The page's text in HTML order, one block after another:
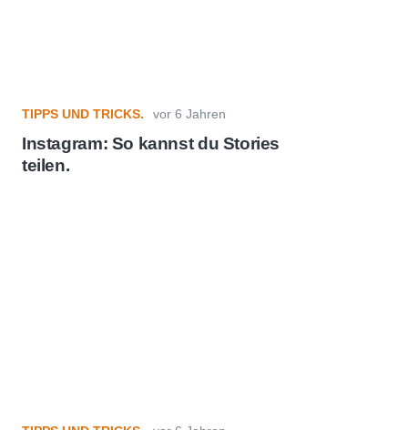
TIPPS UND TRICKS. vor 6 Jahren
Instagram: So kannst du Stories
teilen.